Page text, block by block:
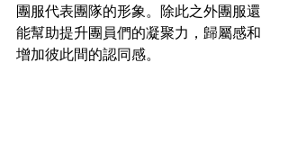
團服代表團隊的形象。除此之外團服還
能幫助提升團員們的凝聚力，歸屬感和
增加彼此間的認同感。